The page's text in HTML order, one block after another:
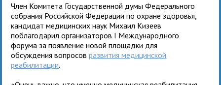
Член Комитета Государственной думы Федерального
собрания Российской Федерации по охране здоровья,
кандидат медицинских наук Михаил Кизеев
поблагодарил организаторов I Международного
форума за появление новой площадки для
обсуждения вопросовразвития медицинской
реабилитации.